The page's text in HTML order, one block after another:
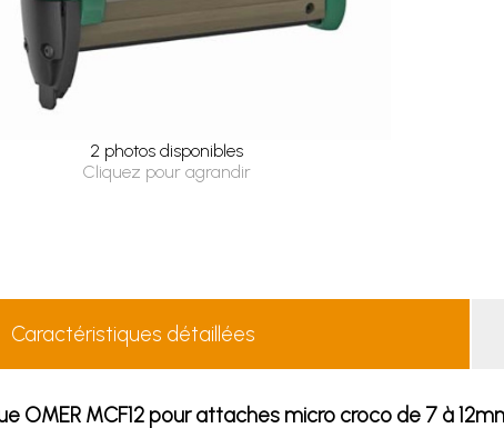
2 photos disponibles
Cliquez pour agrandir
Caractéristiques détaillées
OMER MCF12 pour attaches micro croco de 7 à